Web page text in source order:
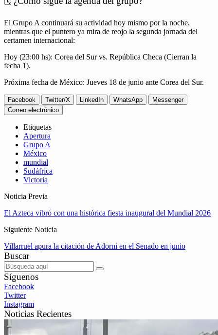
El Grupo A continuará su actividad hoy mismo por la noche,
mientras que el puntero ya mira de reojo la segunda jornada del
certamen internacional:
Hoy (23:00 hs): Corea del Sur vs. República Checa (Cierran la
fecha 1).
Próxima fecha de México: Jueves 18 de junio ante Corea del Sur.
Facebook Twitter/X LinkedIn WhatsApp
Messenger
Correo electrónico
Etiquetas
Apertura
Grupo A
México
mundial
Sudáfrica
Victoria
Noticia Previa
El Azteca vibró con una histórica fiesta inaugural del Mundial 2026
Siguiente Noticia
Villarruel apura la citación de Adorni en el Senado en junio
Buscar
Síguenos
Facebook
Twitter
Instagram
Noticias Recientes